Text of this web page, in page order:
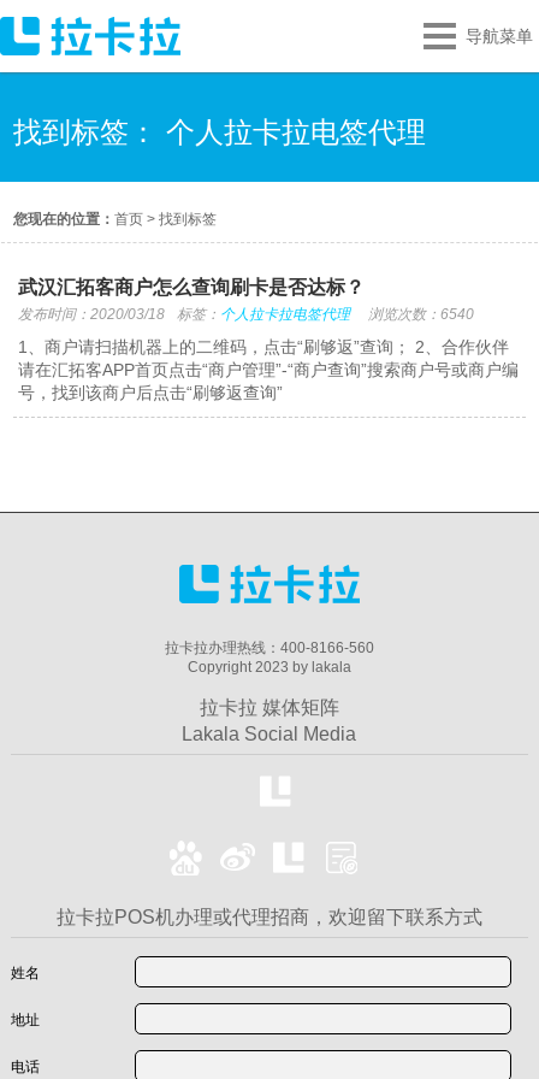
导航菜单
找到标签： 个人拉卡拉电签代理
您现在的位置：首页 >找到标签
武汉汇拓客商户怎么查询刷卡是否达标？
发布时间：2020/03/18 标签： 个人拉卡拉电签代理 浏览次数：6540
1、商户请扫描机器上的二维码，点击“刷够返”查询； 2、合作伙伴
请在汇拓客APP首页点击“商户管理”-“商户查询”搜索商户号或商户编
号，找到该商户后点击“刷够返查询”
拉卡拉办理热线：400-8166-560
Copyright 2023 by lakala
拉卡拉 媒体矩阵
Lakala Social Media
拉卡拉POS机办理或代理招商，欢迎留下联系方式
姓名
地址
电话